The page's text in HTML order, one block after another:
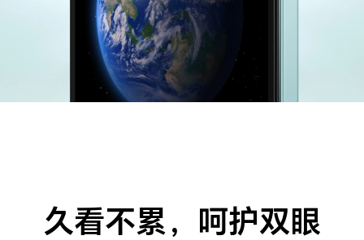
久看不累，呵护双眼